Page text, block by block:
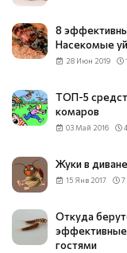
8
Насекомые
28 Июн 2019
ТОП-5
комаров
03 Май 2016
Жуки в
15 Янв 2017
Откуда
гостями